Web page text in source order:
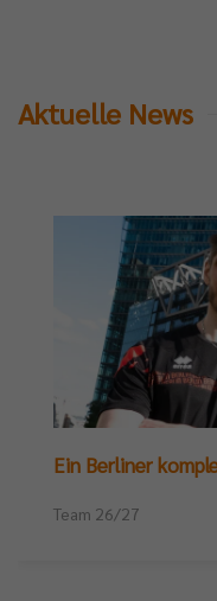
Aktuelle News
Ein Berliner
Team 26/27